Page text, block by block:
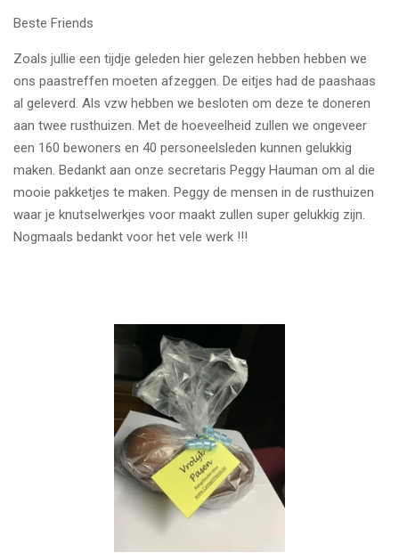
Beste Friends
Zoals jullie een tijdje geleden hier gelezen hebben hebben we
ons paastreffen moeten afzeggen. De eitjes had de paashaas
al geleverd. Als vzw hebben we besloten om deze te doneren
aan twee rusthuizen. Met de hoeveelheid zullen we ongeveer
een 160 bewoners en 40 personeelsleden kunnen gelukkig
maken. Bedankt aan onze secretaris Peggy Hauman om al die
mooie pakketjes te maken. Peggy de mensen in de rusthuizen
waar je knutselwerkjes voor maakt zullen super gelukkig zijn.
Nogmaals bedankt voor het vele werk !!!